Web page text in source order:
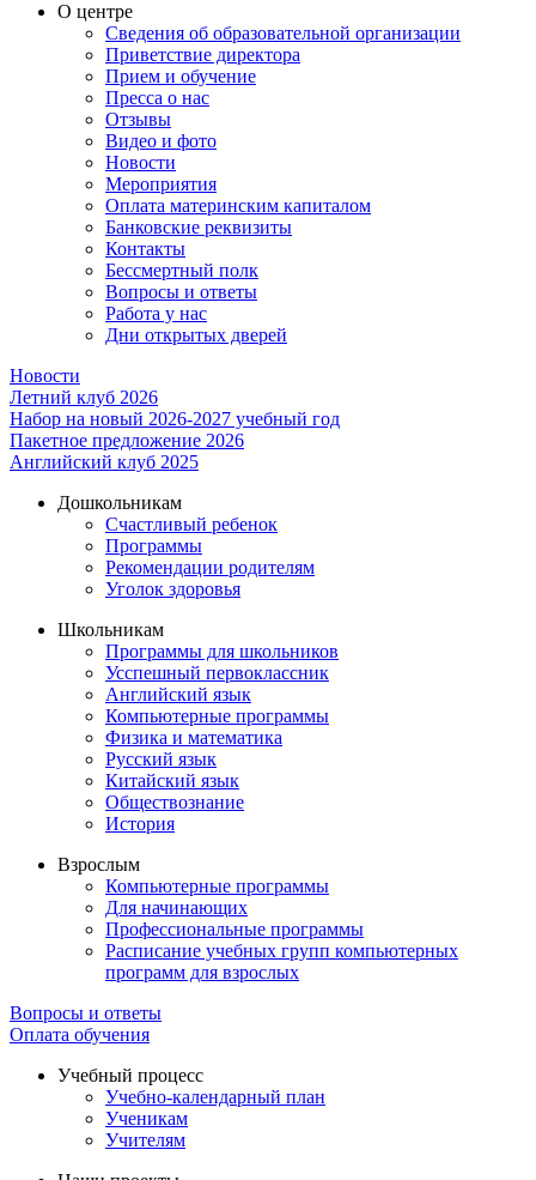
О центре
Сведения об образовательной организации
Приветствие директора
Прием и обучение
Пресса о нас
Отзывы
Видео и фото
Новости
Мероприятия
Оплата материнским капиталом
Банковские реквизиты
Контакты
Бессмертный полк
Вопросы и ответы
Работа у нас
Дни открытых дверей
Новости
Летний клуб 2026
Набор на новый 2026-2027 учебный год
Пакетное предложение 2026
Английский клуб 2025
Дошкольникам
Счастливый ребенок
Программы
Рекомендации родителям
Уголок здоровья
Школьникам
Программы для школьников
Усспешный первоклассник
Английский язык
Компьютерные программы
Физика и математика
Русский язык
Китайский язык
Обществознание
История
Взрослым
Компьютерные программы
Для начинающих
Профессиональные программы
Расписание учебных групп компьютерных
программ для взрослых
Вопросы и ответы
Оплата обучения
Учебный процесс
Учебно-календарный план
Ученикам
Учителям